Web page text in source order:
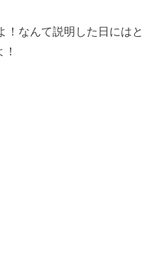
！なんて説明した日にはと